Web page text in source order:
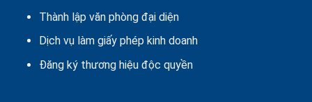
Thành lập văn phòng đại diện
Dịch vụ làm giấy phép kinh doanh
Đăng ký thương hiệu độc quyền